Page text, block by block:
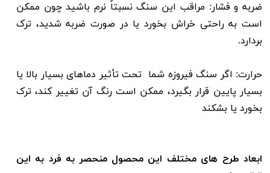
ضربه و فشار: مراقب این سنگ نسبتاً نرم باشید چون ممکن
است به راحتی خراش بخورد یا در صورت ضربه شدید، ترک
بردارد.
حرارت: اگر سنگ فیروزه شما تحت تأثیر دماهای بسیار بالا یا
بسیار پایین قرار بگیرد، ممکن است رنگ آن تغییر کند، ترک
بخورد یا بشکند
ابعاد طرح های مختلف این محصول منحصر به فرد به این